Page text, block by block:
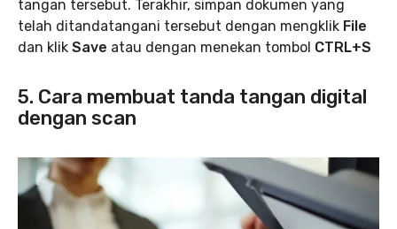
tangan tersebut. Terakhir, simpan dokumen yang
telah ditandatangani tersebut dengan mengklik File
dan klik Save atau dengan menekan tombol CTRL+S
5. Cara membuat tanda tangan digital
dengan scan